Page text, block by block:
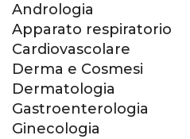
Andrologia
Apparato respiratorio
Cardiovascolare
Derma e Cosmesi
Dermatologia
Gastroenterologia
Ginecologia